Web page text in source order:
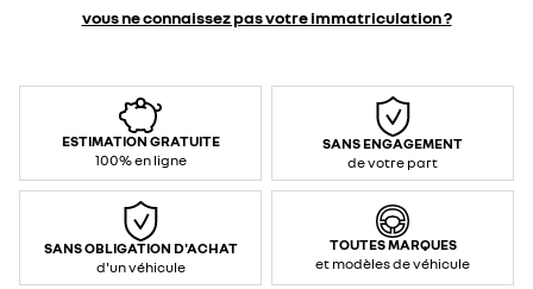
vous ne connaissez pas votre immatriculation ?
ESTIMATION GRATUITE
100% en ligne
SANS ENGAGEMENT
de votre part
SANS OBLIGATION D'ACHAT
d'un véhicule
TOUTES MARQUES
et modèles de véhicule